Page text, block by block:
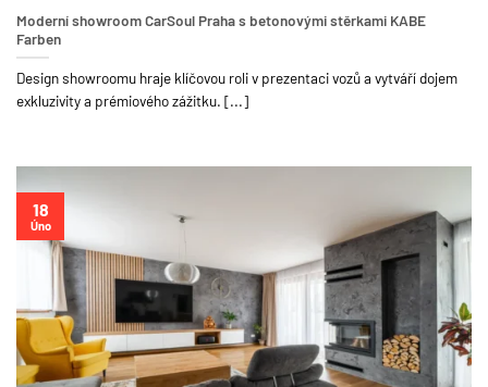
Moderní showroom CarSoul Praha s betonovými stěrkami KABE
Farben
Design showroomu hraje klíčovou roli v prezentaci vozů a vytváří dojem
exkluzivity a prémiového zážitku. [...]
18
Úno